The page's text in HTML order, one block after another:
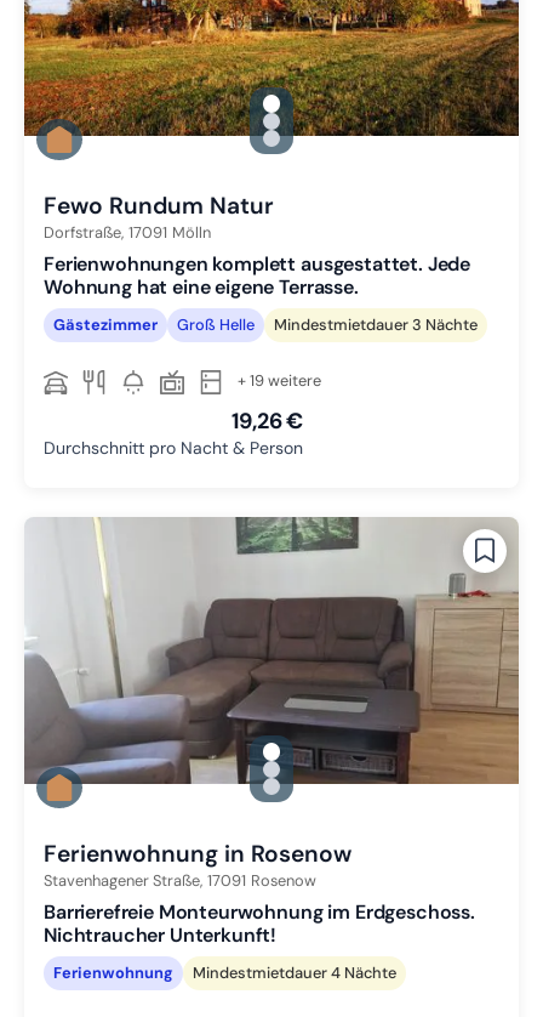
gallery.slide_selector
Zu Slide 1 wechseln
Zu Slide 2 wechseln
Zu Slide 3 wechseln
Fewo Rundum Natur
Dorfstraße, 17091 Mölln
Ferienwohnungen komplett ausgestattet. Jede
Wohnung hat eine eigene Terrasse.
Gästezimmer Groß Helle Mindestmietdauer 3 Nächte
+ 19 weitere
19,26 €
Durchschnitt pro Nacht & Person
gallery.slide_selector
Zu Slide 1 wechseln
Zu Slide 2 wechseln
Zu Slide 3 wechseln
Ferienwohnung in Rosenow
Stavenhagener Straße, 17091 Rosenow
Barrierefreie Monteurwohnung im Erdgeschoss.
Nichtraucher Unterkunft!
Ferienwohnung Mindestmietdauer 4 Nächte